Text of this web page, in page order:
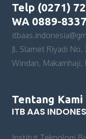
Telp (0271)
WA 0889-
Jl. Slamet Riyadi No.
Windan, Makamhaji,
Tentang Kami
ITB AAS